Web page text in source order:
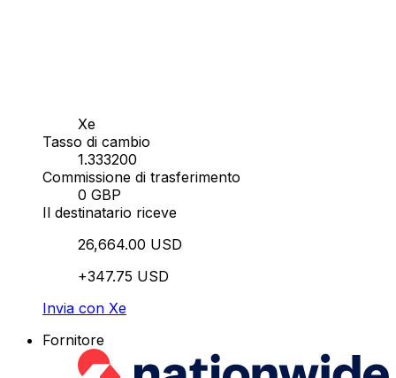
Xe
Tasso di cambio
1.333200
Commissione di trasferimento
0 GBP
Il destinatario riceve
26,664.00 USD
+347.75 USD
Invia con Xe
Fornitore